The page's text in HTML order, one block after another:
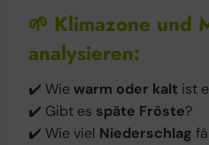
🌱 Klimazone und
analysieren:
✔️ Wiewarm oder kalt ist
✔️ Gibt es späte Fröste?
✔️ Wie viel Niederschlag